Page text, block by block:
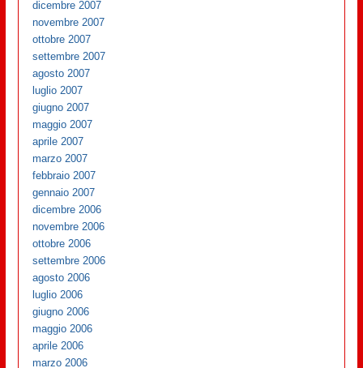
dicembre 2007
novembre 2007
ottobre 2007
settembre 2007
agosto 2007
luglio 2007
giugno 2007
maggio 2007
aprile 2007
marzo 2007
febbraio 2007
gennaio 2007
dicembre 2006
novembre 2006
ottobre 2006
settembre 2006
agosto 2006
luglio 2006
giugno 2006
maggio 2006
aprile 2006
marzo 2006